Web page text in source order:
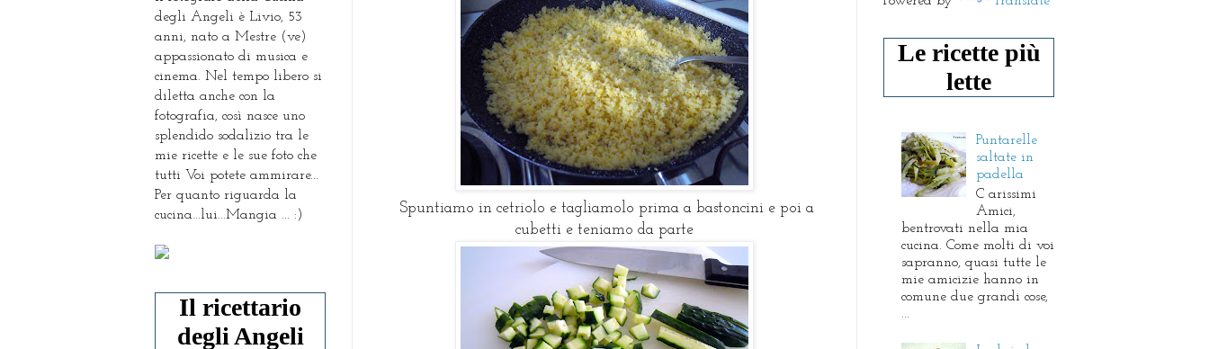
Spuntiamo in cetriolo e tagliamolo prima a bastoncini e poi a
cubetti e teniamo da parte
degli Angeli è Livio, 53
anni, nato a Mestre (ve)
appassionato di musica e
cinema. Nel tempo libero si
diletta anche con la
fotografia, così nasce uno
splendido sodalizio tra le
mie ricette e le sue foto che
tutti Voi potete ammirare...
Per quanto riguarda la
cucina...lui...Mangia ... :)
Il ricettario
degli Angeli
Le ricette più
lette
Puntarelle
saltate in
padella
C arissimi
Amici,
bentrovati nella mia
cucina. Come molti di voi
sapranno, quasi tutte le
mie amicizie hanno in
comune due grandi cose,
...